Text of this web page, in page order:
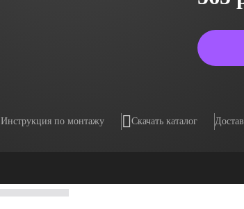
Инструкция по монтажу Скачать каталог